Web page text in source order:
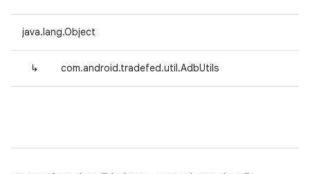
java.lang.Object
↳ com.android.tradefed.util.AdbUtils